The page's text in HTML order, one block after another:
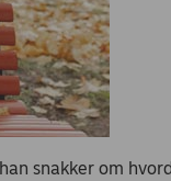
snakker om